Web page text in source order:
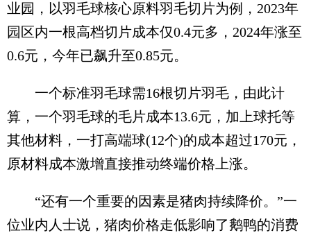
业园，以羽毛球核心原料羽毛切片为例，2023年
园区内一根高档切片成本仅0.4元多，2024年涨至
0.6元，今年已飙升至0.85元。
一个标准羽毛球需16根切片羽毛，由此计
算，一个羽毛球的毛片成本13.6元，加上球托等
其他材料，一打高端球(12个)的成本超过170元，
原材料成本激增直接推动终端价格上涨。
“还有一个重要的因素是猪肉持续降价。”一
位业内人士说，猪肉价格走低影响了鹅鸭的消费